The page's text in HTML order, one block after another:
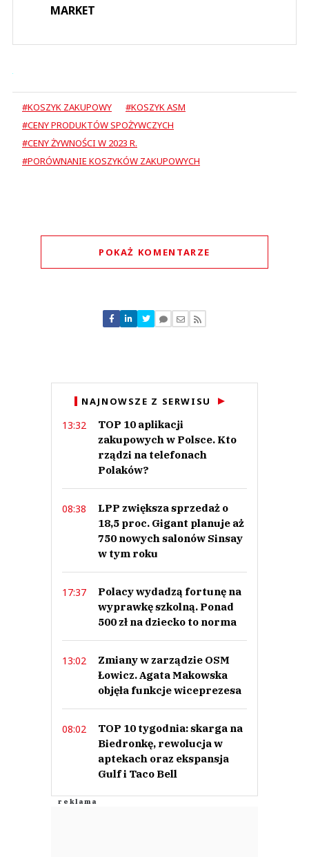
MARKET
#KOSZYK ZAKUPOWY
#KOSZYK ASM
#CENY PRODUKTÓW SPOŻYWCZYCH
#CENY ŻYWNOŚCI W 2023 R.
#PORÓWNANIE KOSZYKÓW ZAKUPOWYCH
POKAŻ KOMENTARZE
Nie znaleziono komentarzy
Zostaw swoje komentarze
NAJNOWSZE Z SERWISU
13:32
TOP 10 aplikacji
zakupowych w Polsce. Kto
rządzi na telefonach
Polaków?
08:38
LPP zwiększa sprzedaż o
18,5 proc. Gigant planuje aż
750 nowych salonów Sinsay
w tym roku
17:37
Polacy wydadzą fortunę na
wyprawkę szkolną. Ponad
500 zł na dziecko to norma
13:02
Zmiany w zarządzie OSM
Łowicz. Agata Makowska
objęła funkcje wiceprezesa
08:02
TOP 10 tygodnia: skarga na
Biedronkę, rewolucja w
aptekach oraz ekspansja
Gulf i Taco Bell